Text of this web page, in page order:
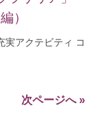
）
アクテビティ コ
次ページへ »